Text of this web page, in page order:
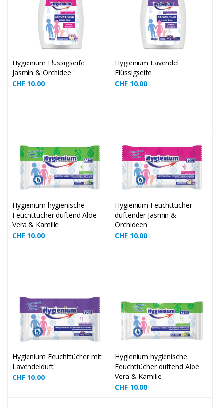
Hygienium Flüssigseife
Jasmin & Orchidee
CHF 10.00
Hygienium Lavendel
Flüssigseife
CHF10.00
Hygienium hygienische
Feuchttücher duftend Aloe
Vera & Kamille
CHF 10.00
Hygienium Feuchttücher
duftender Jasmin &
Orchideen
CHF10.00
Hygienium Feuchttücher mit
Lavendelduft
CHF 10.00
Hygienium hygienische
Feuchttücher duftend Aloe
Vera & Kamille
CHF10.00
❅
❅